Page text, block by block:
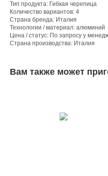
Тип продукта: Гибкая черепица
Количество вариантов: 4
Страна бренда: Италия
Технологии / материал: алюминий
Цена / статус: По запросу у
Страна производства: Италия
Вам также может